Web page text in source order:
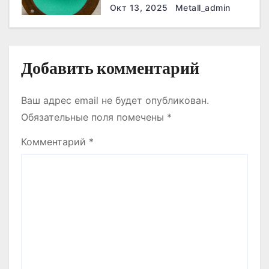
я
они работают эффективнее
Окт 13, 2025 Metall_admin
Добавить комментарий
Ваш адрес email не будет опубликован.
Обязательные поля помечены *
Комментарий *